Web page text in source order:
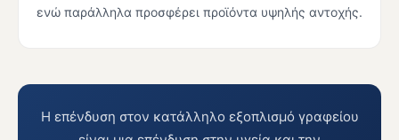
ενώ παράλληλα προσφέρει προϊόντα υψηλής αντοχής.
Η επένδυση στον κατάλληλο εξοπλισμό γραφείου